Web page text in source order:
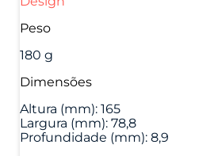
Peso
180 g
Dimensões
Altura (mm): 165
Largura (mm): 78,8
Profundidade (mm): 8,9